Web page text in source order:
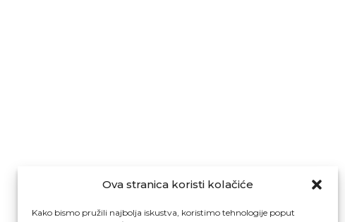
Ova stranica koristi kolačiće
Kako bismo pružili najbolja iskustva, koristimo tehnologije poput